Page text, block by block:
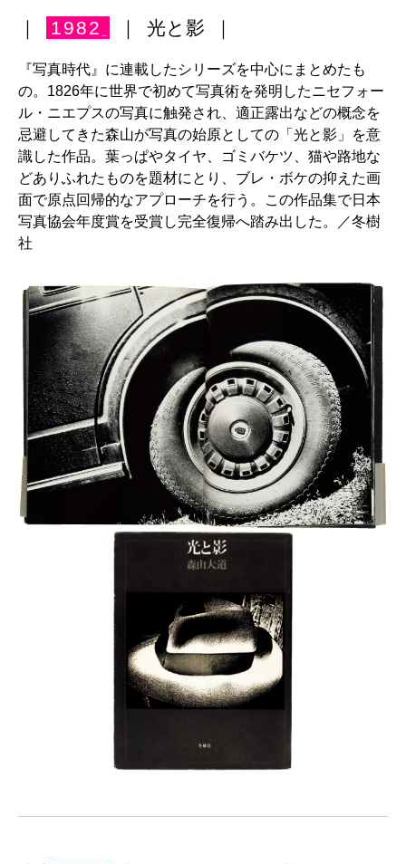
｜ 1982 ｜ 光と影 ｜
『写真時代』に連載したシリーズを中心にまとめたも
の。1826年に世界で初めて写真術を発明したニセフォー
ル・ニエプスの写真に触発され、適正露出などの概念を
忌避してきた森山が写真の始原としての「光と影」を意
識した作品。葉っぱやタイヤ、ゴミバケツ、猫や路地な
どありふれたものを題材にとり、ブレ・ボケの抑えた画
面で原点回帰的なアプローチを行う。この作品集で日本
写真協会年度賞を受賞し完全復帰へ踏み出した。／冬樹
社